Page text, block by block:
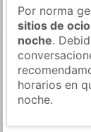
Por norma
sitios de
noche.
horarios en
noche.